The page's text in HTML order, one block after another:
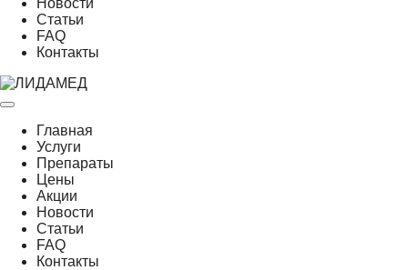
Новости
Статьи
FAQ
Контакты
Главная
Услуги
Препараты
Цены
Акции
Новости
Статьи
FAQ
Контакты